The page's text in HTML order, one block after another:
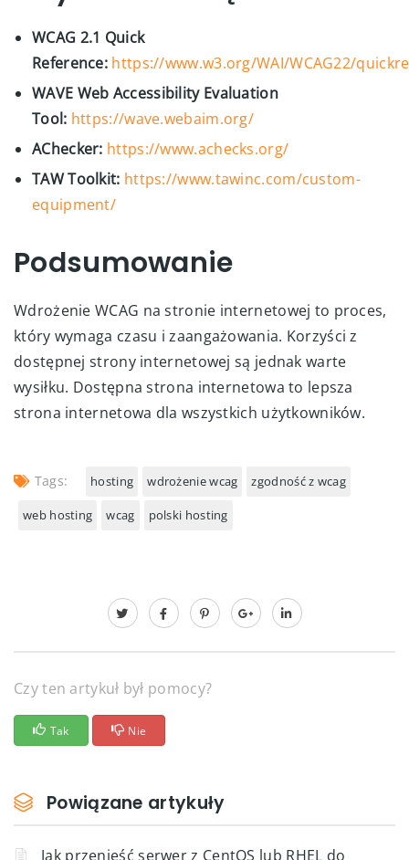
WCAG 2.1 Quick
Reference: https://www.w3.org/WAI/WCAG22/
WAVE Web Accessibility Evaluation
Tool: https://wave.webaim.org/
AChecker: https://www.achecks.org/
TAW Toolkit: https://www.tawinc.com/custom-
equipment/
Podsumowanie
Wdrożenie WCAG na stronie internetowej to proces,
który wymaga czasu i zaangażowania. Korzyści z
dostępnej strony internetowej są jednak warte
wysiłku. Dostępna strona internetowa to lepsza
strona internetowa dla wszystkich użytkowników.
Tags: hosting wdrożenie wcag zgodność z wcag
web hosting wcag polski hosting
Czy ten artykuł był pomocy?
Tak Nie
Powiązane artykuły
Jak przenieść serwer z CentOS lub RHEL do